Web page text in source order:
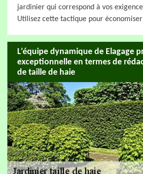
jardinier qui correspond à vos
Utilisez cette tactique pour
L’équipe dynamique de Elagage
exceptionnelle en termes de
de taille de haie